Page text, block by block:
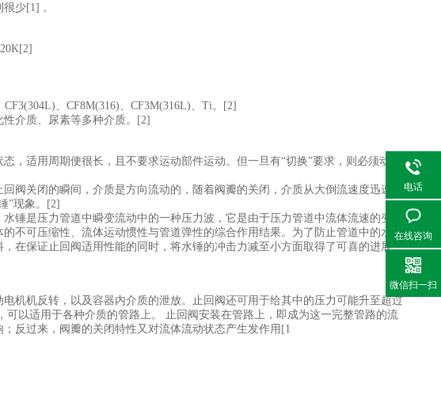
很少[1] 。
、CF8M(316)、CF3M(316L)、Ti。[2]
介质、尿素等多种介质。[2]
，适用周期便很长，且不要求运动部件运动。但一旦有“切换”要求，则必须动之
阀关闭的瞬间，介质是方向流动的，随着阀瓣的关闭，介质从大倒流速度迅速降
”现象。[2]
锤是压力管道中瞬变流动中的一种压力波，它是由于压力管道中流体流速的变化
不可压缩性、流体运动惯性与管道弹性的综合作用结果。为了防止管道中的水锤
在保证止回阀适用性能的同时，将水锤的冲击力减至小方面取得了可喜的进展。
机机反转，以及容器内介质的泄放。止回阀还可用于给其中的压力可能升至超过
以适用于各种介质的管路上。 止回阀安装在管路上，即成为这一完整管路的流
反过来，阀瓣的关闭特性又对流体流动状态产生发作用[1
电话
在线咨询
微信扫一扫